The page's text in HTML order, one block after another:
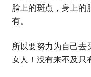
脸上的斑点，身上的
有。
所以要努力为自己去
女人！没有来不及只